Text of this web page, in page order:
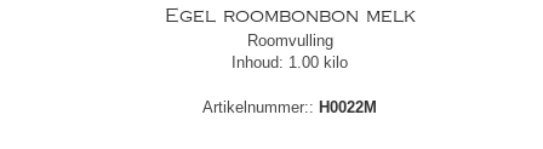
Egel roombonbon melk
Roomvulling
Inhoud: 1.00 kilo
Artikelnummer:: H0022M